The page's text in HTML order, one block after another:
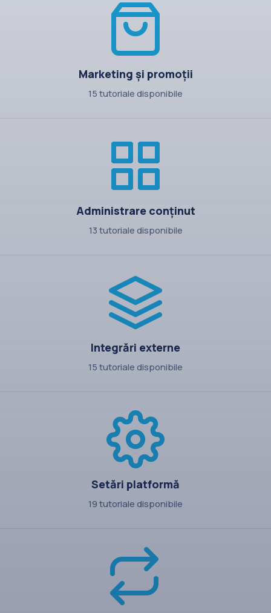
Marketing și promoții
15 tutoriale disponibile
Administrare conținut
13 tutoriale disponibile
Integrări externe
15 tutoriale disponibile
Setări platformă
19 tutoriale disponibile